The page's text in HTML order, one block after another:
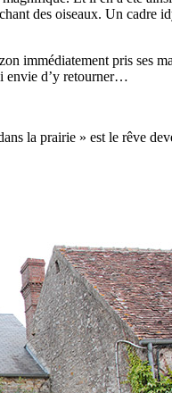
des oiseaux. Un cadre
immédiatement pris ses
envie d’y retourner…
la prairie » est le rêve